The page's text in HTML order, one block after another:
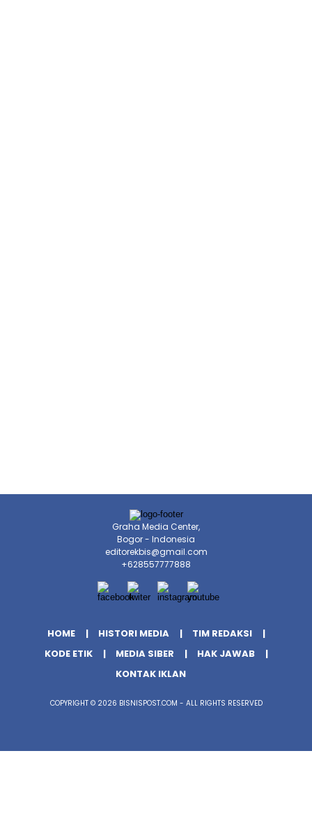
Graha Media Center,
Bogor - Indonesia
editorekbis@gmail.com
+628557777888
HOME HISTORI MEDIA
TIM REDAKSI
KODE ETIK
MEDIA SIBER
HAK JAWAB
KONTAK IKLAN
COPYRIGHT © 2026 BISNISPOST.COM - ALL RIGHTS RESERVED